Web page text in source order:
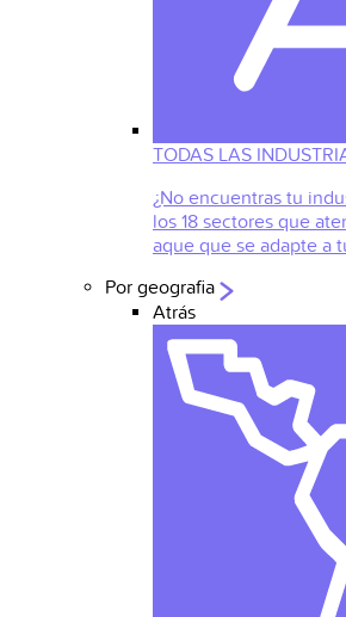
TODAS LAS
¿No encuentras tu
los 18 sectores que
aque que se adapte a
Por geografia
Atrás